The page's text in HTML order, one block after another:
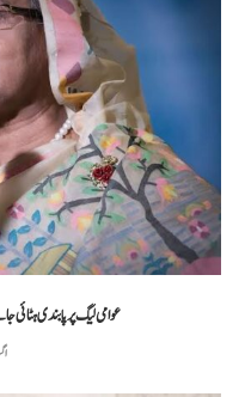
عوامی لیگ پر پابندی